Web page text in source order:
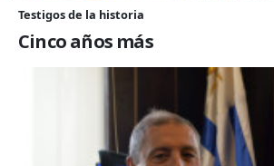
Testigos de la historia
Cinco años más